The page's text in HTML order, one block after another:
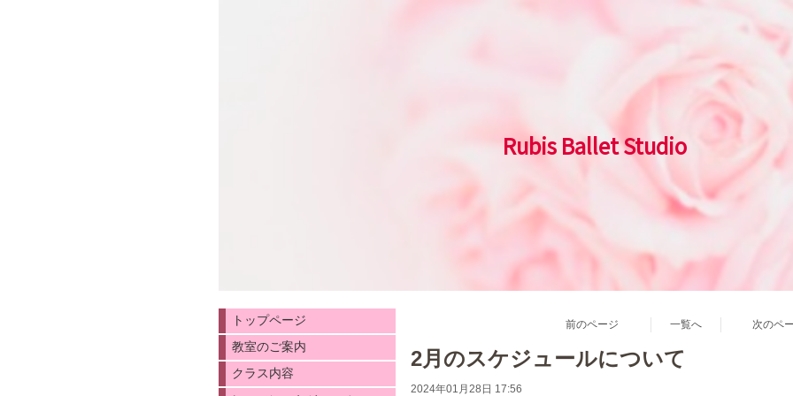
Rubis Ballet Studio
前のページ 一覧へ 次のペ
2月のスケジュールについて
2024年01月28日 17:56
トップページ
教室のご案内
クラス内容